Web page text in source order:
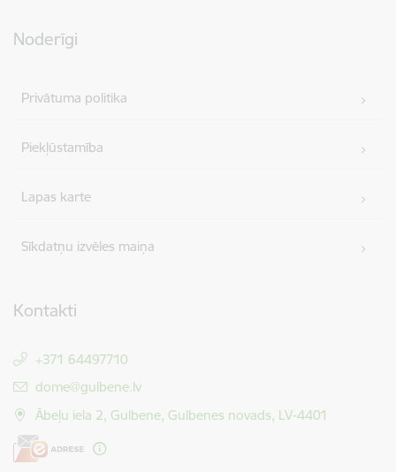
Noderīgi
Privātuma politika
Piekļūstamība
Lapas karte
Sīkdatņu izvēles maiņa
Kontakti
+371 64497710
E-pasts:
dome@gulbene.lv
Ābeļu iela 2, Gulbene, Gulbenes novads, LV-4401